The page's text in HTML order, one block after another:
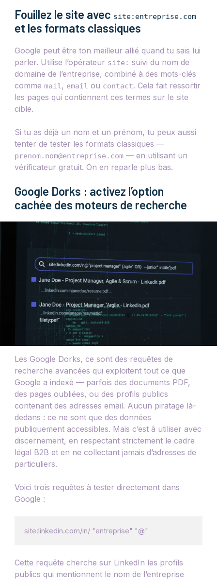
Fouillez le site avec site:entreprise.com
et les formats classiques
Google peut être ton meilleur allié quand tu sais lui
parler. Utilise l’opérateur site: suivi du nom de
domaine de l’entreprise, combiné à des mots-clés
comme mail, email ou contact. Cela fait ressortir
les pages qui contiennent ces termes sur le site
cible.
Si tu as déjà un nom et un prénom, tu peux aussi
tenter de tester les formats classiques —
prenom.nom@entreprise.com — en utilisant un
vérificateur gratuit. On en reparle plus bas.
Google Dorks : activez l’option
cachée des moteurs de recherche
Les Google Dorks, ce sont des requêtes de
recherche avancées qui exploitent tout ce que
Google a indexé — parfois des documents PDF,
des pages oubliées, ou des profils publics
contenant des adresses email. Aucun piratage là-
dedans : ce ne sont que des données
publiquement accessibles. Mais c’est à utiliser avec
discernement, en respectant strictement le cadre
légal B2B et en ne collectant jamais d’adresses de
particuliers.
Voici trois requêtes à tester directement dans
Google :
Cette requête cherche sur LinkedIn les profils
publics qui mentionnent le nom de l’entreprise